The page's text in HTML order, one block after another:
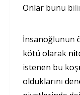
Onlar bunu
İnsanoğlunun
kötü olarak
istenen bu
olduklarını